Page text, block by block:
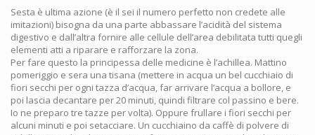
Sesta è ultima azione (è il sei il numero perfetto non credete alle
imitazioni) bisogna da una parte abbassare l’acidità del sistema
digestivo e dall’altra fornire alle cellule dell’area debilitata tutti quegli
elementi atti a riparare e rafforzare la zona.
Per fare questo la principessa delle medicine è l’achillea. Mattino
pomeriggio e sera una tisana (mettere in acqua un bel cucchiaio di
fiori secchi per ogni tazza d’acqua, far arrivare l’acqua a bollore, e
poi lascia decantare per 20 minuti, quindi filtrare col passino e bere.
Io ne preparo tre tazze per volta). Oppure frullare i fiori secchi per
alcuni minuti e poi setacciare. Un cucchiaino da caffè di polvere di